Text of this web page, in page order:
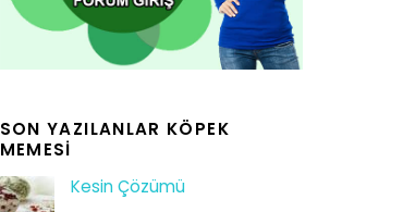
SON YAZILANLAR KÖPEK
MEMESI
Kesin Çözümü